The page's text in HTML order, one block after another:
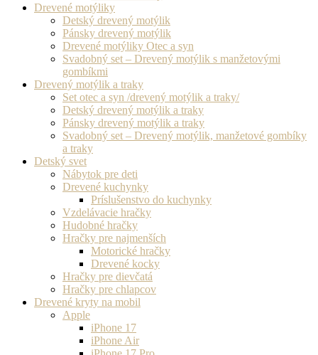
Drevené motýliky
Detský drevený motýlik
Pánsky drevený motýlik
Drevené motýliky Otec a syn
Svadobný set – Drevený motýlik s manžetovými
gombíkmi
Drevený motýlik a traky
Set otec a syn /drevený motýlik a traky/
Detský drevený motýlik a traky
Pánsky drevený motýlik a traky
Svadobný set – Drevený motýlik, manžetové gombíky
a traky
Detský svet
Nábytok pre deti
Drevené kuchynky
Príslušenstvo do kuchynky
Vzdelávacie hračky
Hudobné hračky
Hračky pre najmenších
Motorické hračky
Drevené kocky
Hračky pre dievčatá
Hračky pre chlapcov
Drevené kryty na mobil
Apple
iPhone 17
iPhone Air